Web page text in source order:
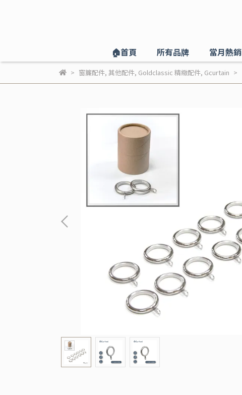
🏠️首頁 所有品牌 當月熱銷
窗簾配件, 其他配件, Goldclassic 精緻配件, Gcurtain